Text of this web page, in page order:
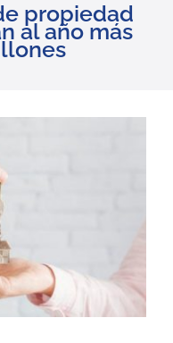
propiedad
al año más